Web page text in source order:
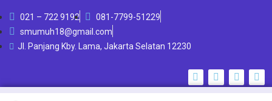
021 – 722 9192
081-7799-51229
smumuh18@gmail.com
Jl. Panjang Kby. Lama, Jakarta Selatan 12230